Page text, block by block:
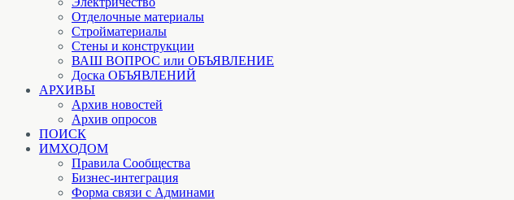
Отделочные материалы
Стройматериалы
Стены и конструкции
ВАШ ВОПРОС или ОБЪЯВЛЕНИЕ
Доска ОБЪЯВЛЕНИЙ
АРХИВЫ
Архив новостей
Архив опросов
ПОИСК
ИМХОДОМ
Правила Сообщества
Бизнес-интеграция
Форма связи с Админами